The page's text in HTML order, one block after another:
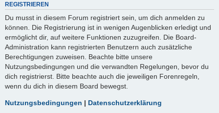
REGISTRIEREN
Du musst in diesem Forum registriert sein, um dich anmelden zu
können. Die Registrierung ist in wenigen Augenblicken erledigt und
ermöglicht dir, auf weitere Funktionen zuzugreifen. Die Board-
Administration kann registrierten Benutzern auch zusätzliche
Berechtigungen zuweisen. Beachte bitte unsere
Nutzungsbedingungen und die verwandten Regelungen, bevor du
dich registrierst. Bitte beachte auch die jeweiligen Forenregeln,
wenn du dich in diesem Board bewegst.
Nutzungsbedingungen | Datenschutzerklärung